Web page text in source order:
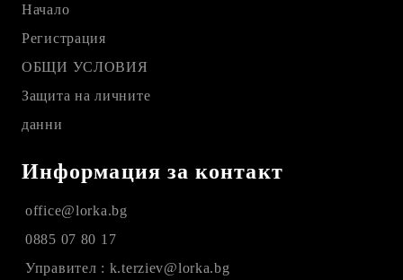
Начало
Регистрация
ОБЩИ УСЛОВИЯ
Защита на личните
данни
Информация за контакт
office@lorka.bg
0885 07 80 17
Управител : k.terziev@lorka.bg